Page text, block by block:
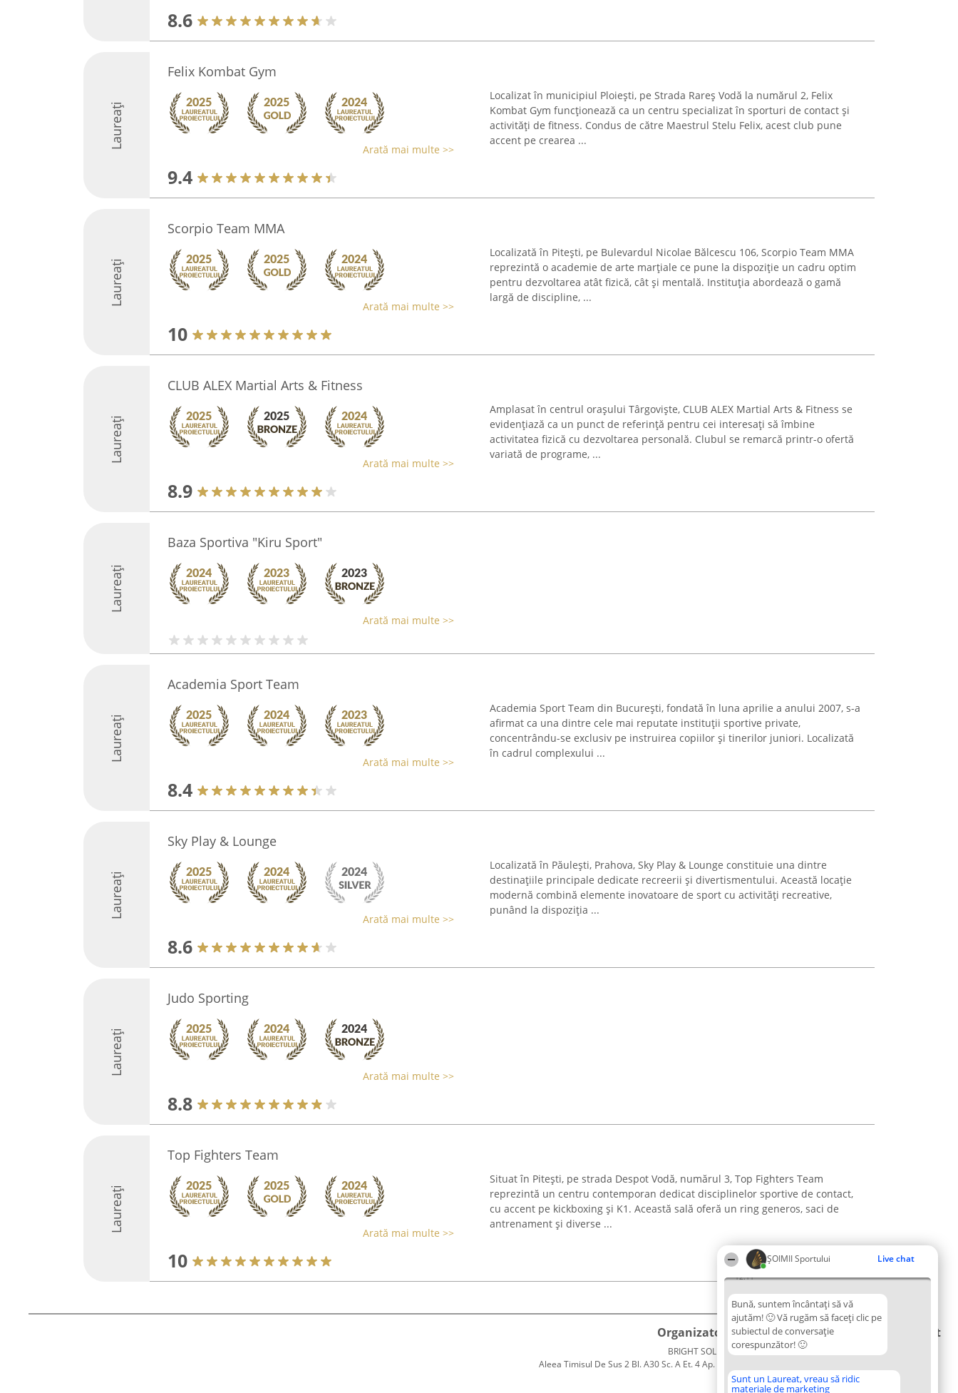
ȘOIMII Sportului Live chat
12:11
Bună, suntem încântați să vă
ajutăm! 🙂 Vă rugăm să faceți clic pe
subiectul de conversație
corespunzător! 🙂
Sunt un Laureat, vreau să ridic
materiale de marketing
8.6
Laureați
Felix Kombat Gym
Arată mai multe >>
9.4
Localizat în municipiul Ploiești, pe Strada Rareș Vodă la numărul 2, Felix
Kombat Gym funcționează ca un centru specializat în sporturi de contact și
activități de fitness. Condus de către Maestrul Stelu Felix, acest club pune
accent pe crearea ...
Laureați
Scorpio Team MMA
Arată mai multe >>
10
Localizată în Pitești, pe Bulevardul Nicolae Bălcescu 106, Scorpio Team MMA
reprezintă o academie de arte marțiale ce pune la dispoziție un cadru optim
pentru dezvoltarea atât fizică, cât și mentală. Instituția abordează o gamă
largă de discipline, ...
Laureați
CLUB ALEX Martial Arts & Fitness
Arată mai multe >>
8.9
Amplasat în centrul orașului Târgoviște, CLUB ALEX Martial Arts & Fitness se
evidențiază ca un punct de referință pentru cei interesați să îmbine
activitatea fizică cu dezvoltarea personală. Clubul se remarcă printr-o ofertă
variată de programe, ...
Laureați
Baza Sportiva "Kiru Sport"
Arată mai multe >>
Laureați
Academia Sport Team
Arată mai multe >>
8.4
Academia Sport Team din București, fondată în luna aprilie a anului 2007, s-a
afirmat ca una dintre cele mai reputate instituții sportive private,
concentrându-se exclusiv pe instruirea copiilor și tinerilor juniori. Localizată
în cadrul complexului ...
Laureați
Sky Play & Lounge
Arată mai multe >>
8.6
Localizată în Păulești, Prahova, Sky Play & Lounge constituie una dintre
destinațiile principale dedicate recreerii și divertismentului. Această locație
modernă combină elemente inovatoare de sport cu activități recreative,
punând la dispoziția ...
Laureați
Judo Sporting
Arată mai multe >>
8.8
Laureați
Top Fighters Team
Arată mai multe >>
10
Situat în Pitești, pe strada Despot Vodă, numărul 3, Top Fighters Team
reprezintă un centru contemporan dedicat disciplinelor sportive de contact,
cu accent pe kickboxing și K1. Această sală oferă un ring generos, saci de
antrenament și diverse ...
Organizator Ranking
BRIGHT SOLUTIONS BR SRL
Aleea Timisul De Sus 2 Bl. A30 Sc. A Et. 4 Ap. 13 Cod 061952
București
CUI 36737675
Plebiscyt
Tuturor
Laureaților
Contact